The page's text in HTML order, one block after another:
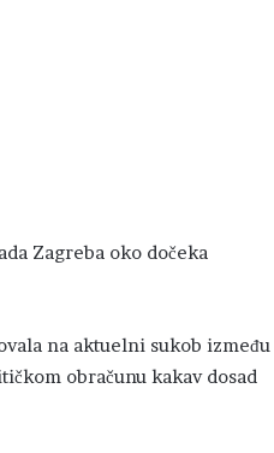
Zagreba oko dočeka
na aktuelni sukob između
obračunu kakav dosad